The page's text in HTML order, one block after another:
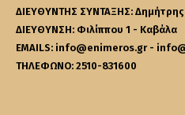
ΔΙΕΥΘΥΝΤΗΣ ΣΥΝΤΑΞΗΣ: Δημήτρης
ΔΙΕΥΘΥΝΣΗ: Φιλίππου 1 - Καβάλα
EMAILS: info@enimeros.gr -
ΤΗΛΕΦΩΝΟ: 2510-831600